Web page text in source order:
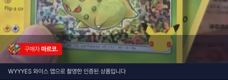
구매자 마르코.
WYYYES 와이스 앱으로 촬영한 인증된 상품입니다